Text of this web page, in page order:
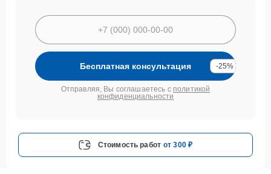
Бесплатная консультация -25%
Отправляя, Вы соглашаетесь с политикой
конфиденциальности
Стоимость работ от 300 ₽